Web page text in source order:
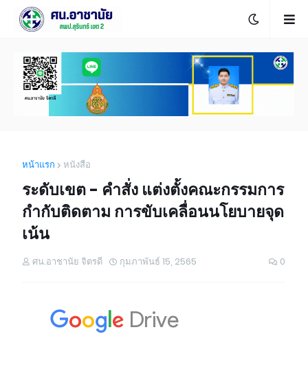
หน้าแรก หนังสือ
ระดับเขต - คำสั่ง แต่งตั้งคณะกรรมการ
กำกับติดตาม การขับเคลื่อนนโยบายจุด
เน้น
ศน.อาชานัย จิตรดี กุมภาพันธ์ 15, 2565 0